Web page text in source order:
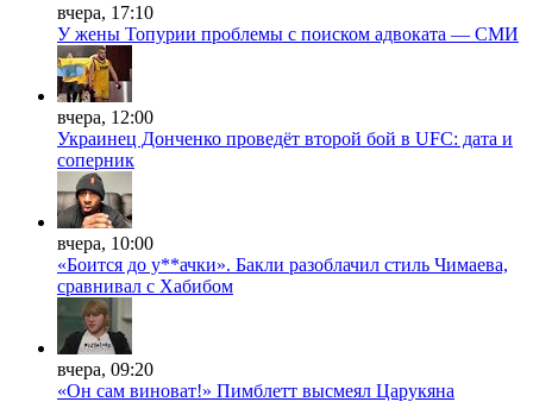
вчера, 17:10
У жены Топурии проблемы с поиском адвоката — СМИ
вчера, 12:00
Украинец Донченко проведёт второй бой в UFC: дата и
соперник
вчера, 10:00
«Боится до у**ачки». Бакли разоблачил стиль Чимаева,
сравнивал с Хабибом
вчера, 09:20
«Он сам виноват!» Пимблетт высмеял Царукяна